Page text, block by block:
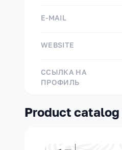
E-MAIL
WEBSITE
ССЫЛКА НА
ПРОФИЛЬ
Product catalog